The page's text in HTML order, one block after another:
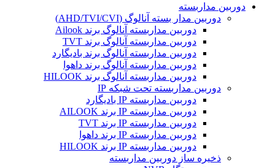
دوربین مداربسته
دوربین مدار بسته آنالوگ (AHD/TVI/CVI)
دوربین مداربسته آنالوگ برند Ailook
دوربین مداربسته آنالوگ برند TVT
دوربین مداربسته آنالوگ برند بادیگارد
دوربین مداربسته آنالوگ برند داهوا
دوربین مداربسته آنالوگ برند HILOOK
دوربین مداربسته تحت شبکه IP
دوربین مداربسته IP بادیگارد
دوربین مداربسته IP برند AILOOK
دوربین مداربسته IP برند TVT
دوربین مداربسته IP برند داهوا
دوربین مداربسته IP برند HILOOK
ذخیره ساز دوربین مداربسته